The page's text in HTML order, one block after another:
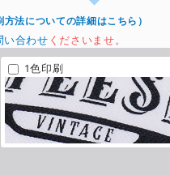
方法についての詳細はこちら ）
い合わせ くださいませ。
1色印刷